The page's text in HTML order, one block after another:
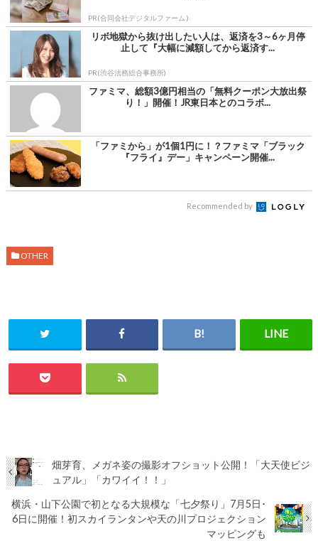
PR(合同会社デジタルファーム )
リボ地獄から抜け出したい人は、返済を3～6ヶ月停
止して『大幅に減額してから返済す...
PR(渋谷法務総合事務所)
ファミマ、総額3億円相当の「無料クーポン大放出祭
り！」開催！JR東日本とのコラボ...
「ファミから」が1個1円に！？ファミマ「ブラック
『フライ』デー」キャンペーン開催...
Recommended by
OTHER
畑芽育、メガネ姿の撮影オフショット公開！「大天使ビジ
ュアル」「カワイイ！！」
横浜・山下公園で初となる大規模な「七夕祭り」7月5日･
6日に開催！初スカイランタンや天の川プロジェクション
マッピングも